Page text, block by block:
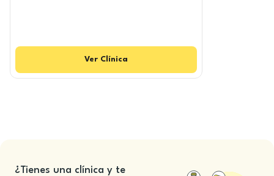
Ver Clínica
¿Tienes una clínica y te